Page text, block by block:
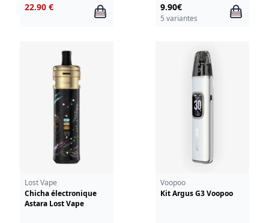
22.90 € 9.90€
5 variantes
Lost Vape
Chicha électronique
Astara Lost Vape
Voopoo
Kit Argus G3 Voopoo